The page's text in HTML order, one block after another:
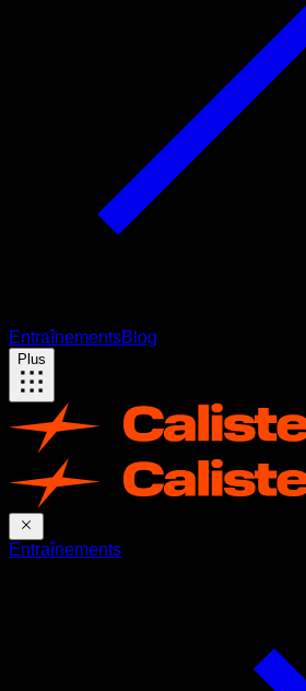
EntraînementsBlog
Plus
Entraînements